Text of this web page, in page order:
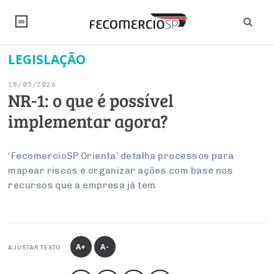
NOTÍCIAS
Artigos
PROJETOS ESPECIAIS:
Economia
Brasil
Economia Digital
Legislação
Arbitragem e Mediação
Reforma Tributária
Negócios
ESG
Últimas Notícias
PESQUISAS
FALE CONOSCO
INSTITUCIONAL
Negociações Coletivas
Conselho de Turismo
EMPRESAS
LEGISLAÇÃO
18/05/2026
NR-1: o que é possível
implementar agora?
‘FecomercioSP Orienta’ detalha processos para
mapear riscos e organizar ações com base nos
recursos que a empresa já tem
AJUSTAR TEXTO A+ A-